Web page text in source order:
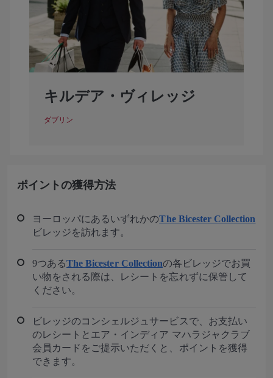
キルデア・ヴィレッジ
ダブリン
ポイントの獲得方法
ヨーロッパにあるいずれかのThe Bicester Collection
ビレッジを訪れます。
9つあるThe Bicester Collectionの各ビレッジでお買
い物をされる際は、レシートを忘れずに保管して
ください。
ビレッジのコンシェルジュサービスで、お支払い
のレシートとエア・インディア マハラジャクラブ
会員カードをご提示いただくと、ポイントを獲得
できます。